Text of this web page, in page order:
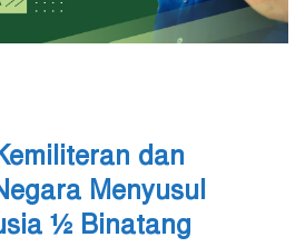
dan
Menyusul
½ Binatang